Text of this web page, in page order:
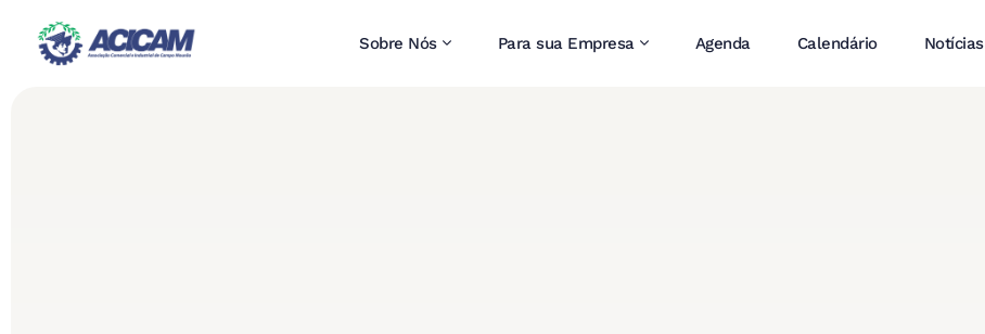
Sobre Nós Para sua Empresa Agenda Calendário Notícias